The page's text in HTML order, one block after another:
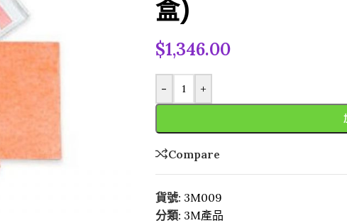
盒)
$1,346.00
- +
Compare
貨號: 3M009
分類: 3M產品